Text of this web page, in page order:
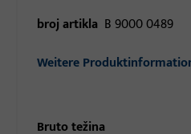
broj artikla B 9000 0489
Weitere
Bruto težina